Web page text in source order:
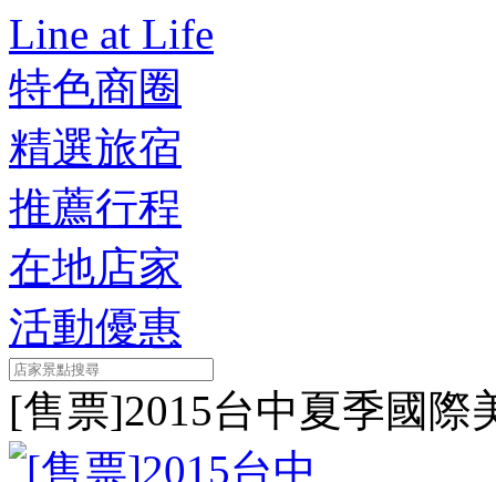
Line at Life
特色商圈
精選旅宿
推薦行程
在地店家
活動優惠
[售票]2015台中夏季國際